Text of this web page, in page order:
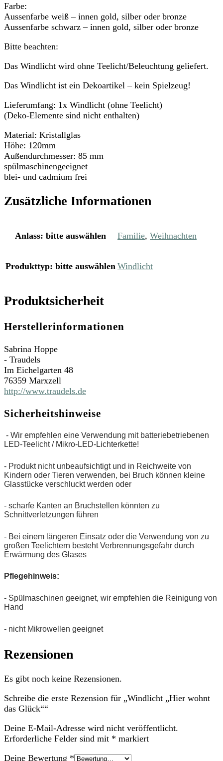
Farbe:
Aussenfarbe weiß – innen gold, silber oder bronze
Aussenfarbe schwarz – innen gold, silber oder bronze
Bitte beachten:
Das Windlicht wird ohne Teelicht/Beleuchtung geliefert.
Das Windlicht ist ein Dekoartikel – kein Spielzeug!
Lieferumfang: 1x Windlicht (ohne Teelicht)
(Deko-Elemente sind nicht enthalten)
Material: Kristallglas
Höhe: 120mm
Außendurchmesser: 85 mm
spülmaschinengeeignet
blei- und cadmium frei
Zusätzliche Informationen
Anlass: bitte auswählen Familie, Weihnachten
Produkttyp: bitte auswählen Windlicht
Produktsicherheit
Herstellerinformationen
Sabrina Hoppe
- Traudels
Im Eichelgarten 48
76359 Marxzell
http://www.traudels.de
Sicherheitshinweise
- Wir empfehlen eine Verwendung mit batteriebetriebenen
LED-Teelicht / Mikro-LED-Lichterkette!
- Produkt nicht unbeaufsichtigt und in Reichweite von
Kindern oder Tieren verwenden, bei Bruch können kleine
Glasstücke verschluckt werden oder
- scharfe Kanten an Bruchstellen könnten zu
Schnittverletzungen führen
- Bei einem längeren Einsatz oder die Verwendung von zu
großen Teelichtern besteht Verbrennungsgefahr durch
Erwärmung des Glases
Pflegehinweis:
- Spülmaschinen geeignet, wir empfehlen die Reinigung von
Hand
- nicht Mikrowellen geeignet
Rezensionen
Es gibt noch keine Rezensionen.
Schreibe die erste Rezension für „Windlicht „Hier wohnt
das Glück““
Deine E-Mail-Adresse wird nicht veröffentlicht.
Erforderliche Felder sind mit * markiert
Deine Bewertung *